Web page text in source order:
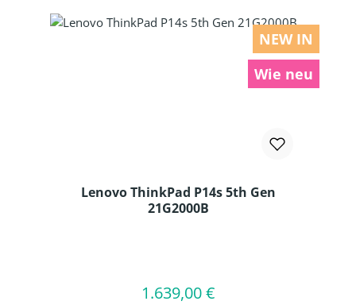
NEW IN
Wie neu
Lenovo ThinkPad P14s 5th Gen
21G2000B
Regulärer Preis:
1.639,00 €
In den Warenkorb